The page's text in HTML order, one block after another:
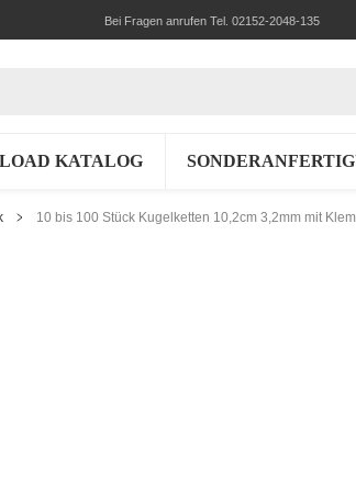
Bei Fragen anrufen Tel. 02152-2048-135
KATALOG
10 bis 100 Stück Kugelketten 10,2cm 3,2mm mit